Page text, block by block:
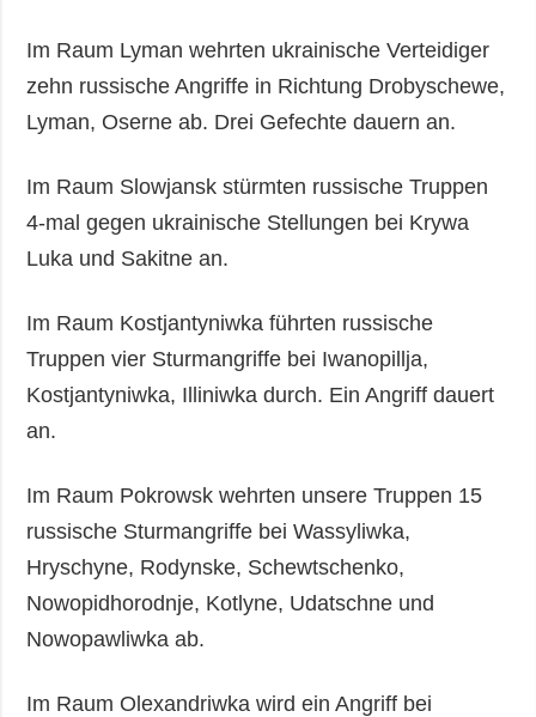
Im Raum Lyman wehrten ukrainische Verteidiger
zehn russische Angriffe in Richtung Drobyschewe,
Lyman, Oserne ab. Drei Gefechte dauern an.
Im Raum Slowjansk stürmten russische Truppen
4-mal gegen ukrainische Stellungen bei Krywa
Luka und Sakitne an.
Im Raum Kostjantyniwka führten russische
Truppen vier Sturmangriffe bei Iwanopillja,
Kostjantyniwka, Illiniwka durch. Ein Angriff dauert
an.
Im Raum Pokrowsk wehrten unsere Truppen 15
russische Sturmangriffe bei Wassyliwka,
Hryschyne, Rodynske, Schewtschenko,
Nowopidhorodnje, Kotlyne, Udatschne und
Nowopawliwka ab.
Im Raum Olexandriwka wird ein Angriff bei